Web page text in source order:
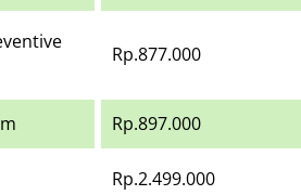
Rp.877.000
Rp.897.000
Rp.2.499.000